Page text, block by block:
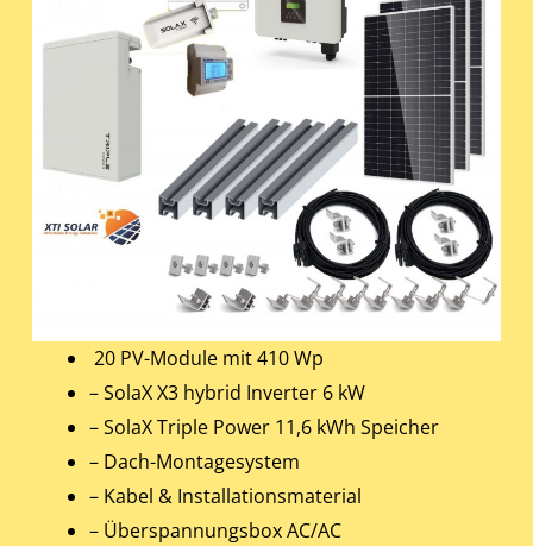
20 PV-Module mit 410 Wp
– SolaX X3 hybrid Inverter 6 kW
– SolaX Triple Power 11,6 kWh Speicher
– Dach-Montagesystem
– Kabel & Installationsmaterial
– Überspannungsbox AC/AC